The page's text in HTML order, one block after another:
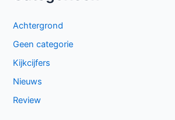
Achtergrond
Geen categorie
Kijkcijfers
Nieuws
Review